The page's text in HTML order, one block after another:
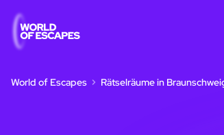
World of Escapes Rätselräume in